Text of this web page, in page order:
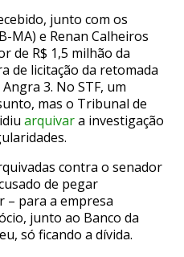
junto com os
MA) e Renan Calheiros
de R$ 1,5 milhão da
de licitação da retomada
3. No STF, um
mas o Tribunal de
arquivara investigação
contra o senador
de pegar
– para a empresa
junto ao Banco da
só ficando a dívida.